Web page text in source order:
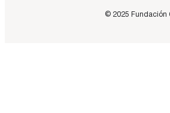
© 2025 Fundación